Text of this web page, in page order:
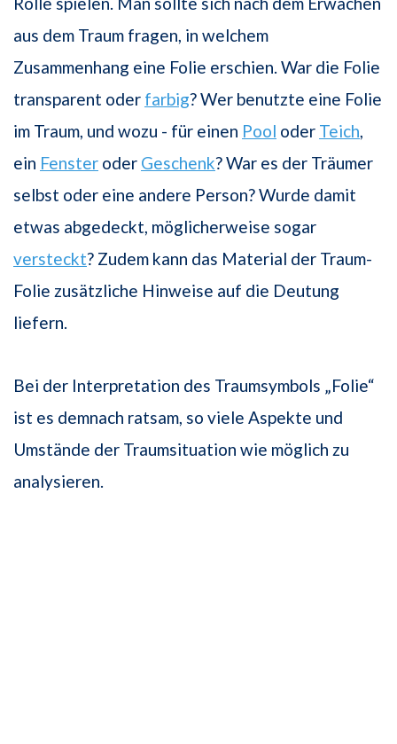
aus dem Traum fragen, in welchem
Zusammenhang eine Folie erschien. War die Folie
transparent oder farbig? Wer benutzte eine Folie
im Traum, und wozu - für einen Pool oder Teich,
ein Fenster oder Geschenk? War es der Träumer
selbst oder eine andere Person? Wurde damit
etwas abgedeckt, möglicherweise sogar
versteckt? Zudem kann das Material der Traum-
Folie zusätzliche Hinweise auf die Deutung
liefern.
Bei der Interpretation des Traumsymbols „Folie“
ist es demnach ratsam, so viele Aspekte und
Umstände der Traumsituation wie möglich zu
analysieren.